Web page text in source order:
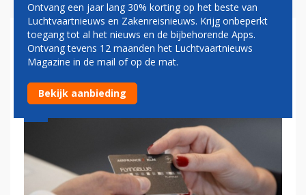
AIR FRANCE-KLM GOOIT
FLYING BLUE OP DE SCHOP
Ontvang een jaar lang 30% korting op het beste van
Luchtvaartnieuws en Zakenreisnieuws. Krijg onbeperkt
toegang tot al het nieuws en de bijbehorende Apps.
Ontvang tevens 12 maanden het Luchtvaartnieuws
Magazine in de mail of op de mat.
Bekijk aanbieding